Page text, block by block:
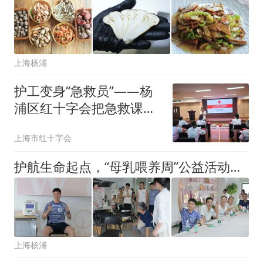
上海杨浦
护工变身“急救员”——杨
浦区红十字会把急救课堂
上海市红十字会
护航生命起点，“母乳喂养周”公益活动温情上线
上海杨浦